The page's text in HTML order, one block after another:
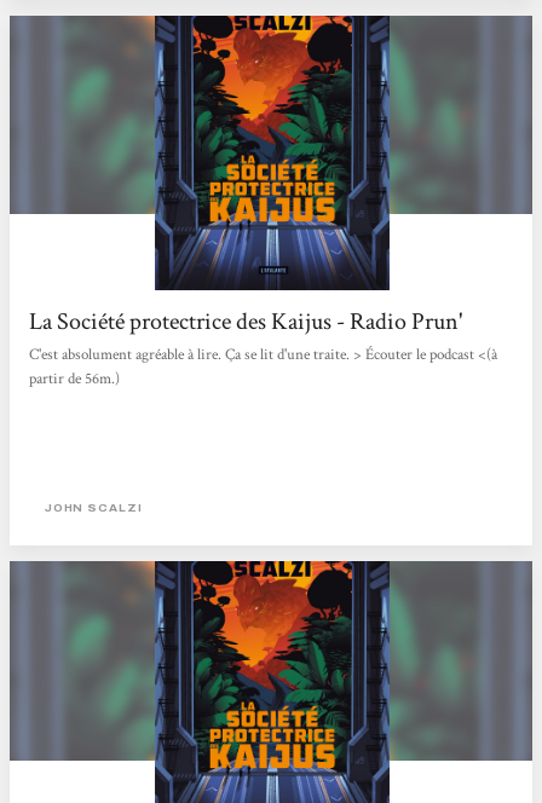
La Société protectrice des Kaijus - Radio Prun'
C'est absolument agréable à lire. Ça se lit d'une traite. > Écouter le podcast <(à
partir de 56m.)
JOHN SCALZI